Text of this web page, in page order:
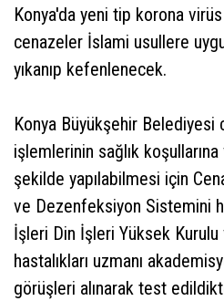
Konya'da yeni tip korona virüs
cenazeler İslami usullere
yıkanıp kefenlenecek.
Konya Büyükşehir Belediyesi
işlemlerinin sağlık
şekilde yapılabilmesi için
ve Dezenfeksiyon Sistemini
İşleri Din İşleri Yüksek
hastalıkları uzmanı
görüşleri alınarak test